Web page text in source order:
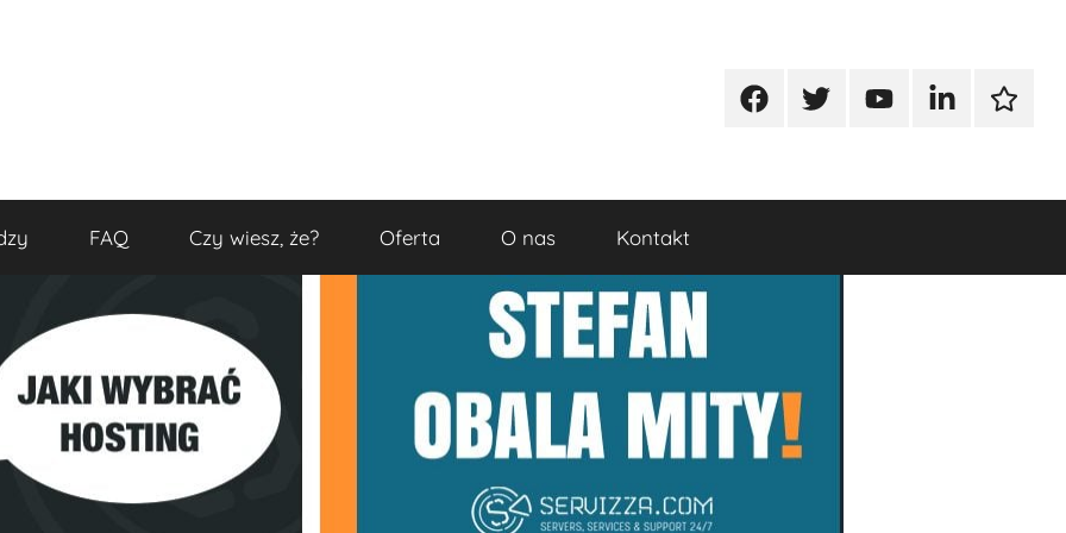
FacebookTwitterYoutubeLinkedinGoogle
FAQ Czy wiesz, że? Oferta O nas Kontakt